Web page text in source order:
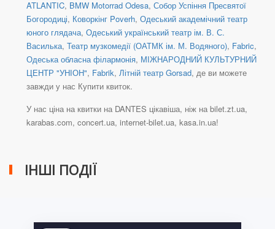
ATLANTIC, BMW Motorrad Odesa, Собор Успіння Пресвятої
Богородиці, Коворкінг Poverh, Одеський академічний театр
юного глядача, Одеський український театр ім. В. С.
Василька, Театр музкомедії (ОАТМК ім. М. Водяного), Fabric,
Одеська обласна філармонія, МІЖНАРОДНИЙ КУЛЬТУРНИЙ
ЦЕНТР "УНІОН", Fabrik, Літній театр Gorsad, де ви можете
завжди у нас Купити квиток.
У нас ціна на квитки на DANTES цікавіша, ніж на bilet.zt.ua,
karabas.com, concert.ua, internet-bilet.ua, kasa.in.ua!
ІНШІ ПОДІЇ